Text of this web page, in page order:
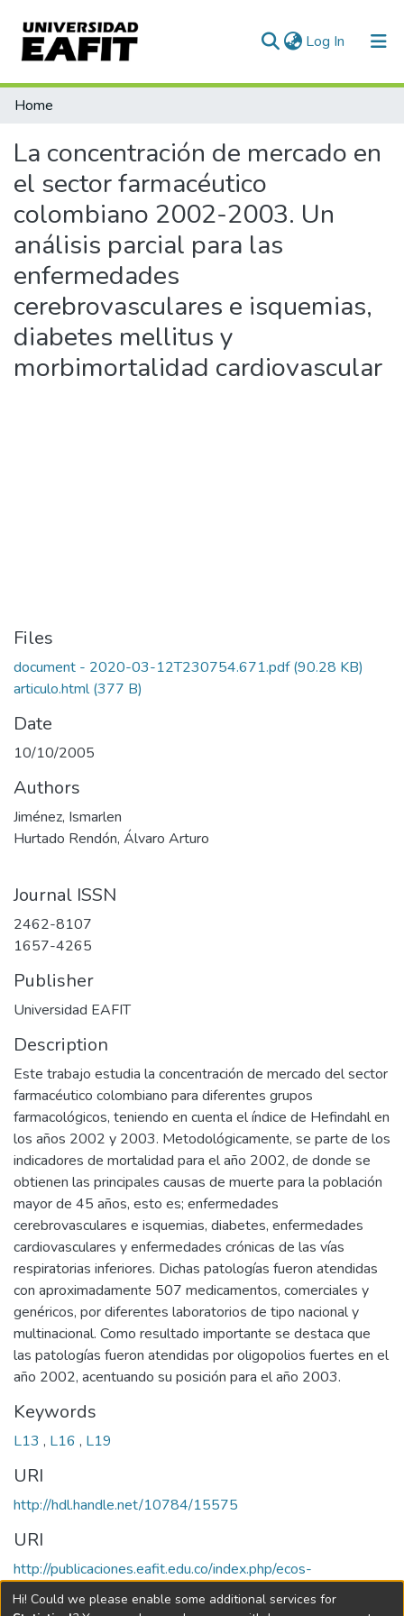
Log In (current)
Communities & Collections
Statistics
Home
La concentración de mercado en
el sector farmacéutico
colombiano 2002-2003. Un
análisis parcial para las
enfermedades
cerebrovasculares e isquemias,
diabetes mellitus y
morbimortalidad cardiovascular
Files
document - 2020-03-12T230754.671.pdf(90.28 KB)
articulo.html(377 B)
Date
10/10/2005
Authors
Jiménez, Ismarlen
Hurtado Rendón, Álvaro Arturo
Journal ISSN
2462-8107
1657-4265
Publisher
Universidad EAFIT
Description
Este trabajo estudia la concentración de mercado del sector
farmacéutico colombiano para diferentes grupos
farmacológicos, teniendo en cuenta el índice de Hefindahl en
los años 2002 y 2003. Metodológicamente, se parte de los
indicadores de mortalidad para el año 2002, de donde se
obtienen las principales causas de muerte para la población
mayor de 45 años, esto es; enfermedades
cerebrovasculares e isquemias, diabetes, enfermedades
cardiovasculares y enfermedades crónicas de las vías
respiratorias inferiores. Dichas patologías fueron atendidas
con aproximadamente 507 medicamentos, comerciales y
genéricos, por diferentes laboratorios de tipo nacional y
multinacional. Como resultado importante se destaca que
las patologías fueron atendidas por oligopolios fuertes en el
año 2002, acentuando su posición para el año 2003.
Keywords
L13 , L16 , L19
URI
http://hdl.handle.net/10784/15575
URI
http://publicaciones.eafit.edu.co/index.php/ecos-
economia/article/view/1971/1980
Hi! Could we please enable some additional services for